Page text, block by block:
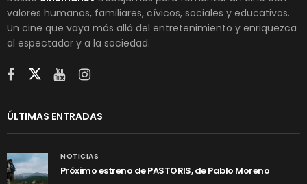
valores humanos, familiares, cívicos, sociales y educativos.
Un cine que vaya más allá del entretenimiento y enriquezca
al espectador y a la sociedad.
ÚLTIMAS ENTRADAS
NOTICIAS
Próximo estreno de PASTORIS, de Pablo Moreno